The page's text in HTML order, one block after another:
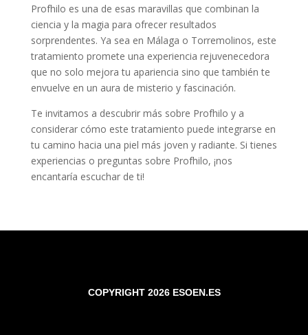
Profhilo es una de esas maravillas que combinan la
ciencia y la magia para ofrecer resultados
sorprendentes. Ya sea en Málaga o Torremolinos, este
tratamiento promete una experiencia rejuvenecedora
que no solo mejora tu apariencia sino que también te
envuelve en un aura de misterio y fascinación.
Te invitamos a descubrir más sobre Profhilo y a
considerar cómo este tratamiento puede integrarse en
tu camino hacia una piel más joven y radiante. Si tienes
experiencias o preguntas sobre Profhilo, ¡nos
encantaría escuchar de ti!
COPYRIGHT 2026 ESOEN.ES